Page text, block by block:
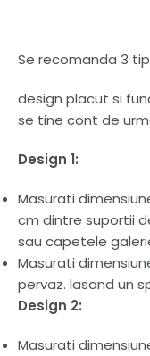
Se recomanda 3
design placut si
se tine cont de
Design 1:
Masurati
cm dintre suportii
sau capetele
Masurati
pervaz. lasand un
Design 2:
Masurati